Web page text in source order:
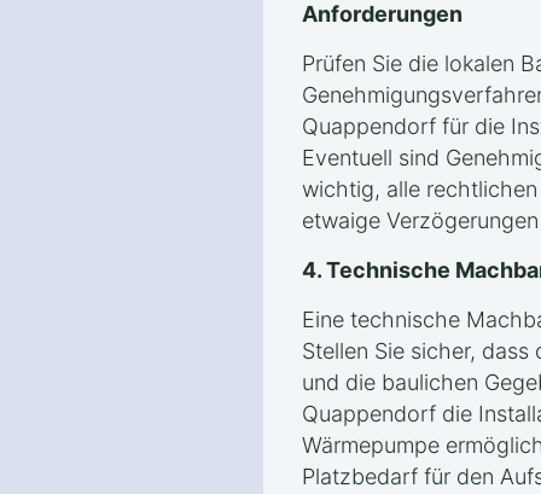
Anforderungen
Prüfen Sie die lokalen
Quappendorf für die
Eventuell sind
wichtig, alle
etwaige
4. Technische
Eine technische
Stellen Sie sicher,
und die baulichen
Quappendorf die
Wärmepumpe
Platzbedarf für den